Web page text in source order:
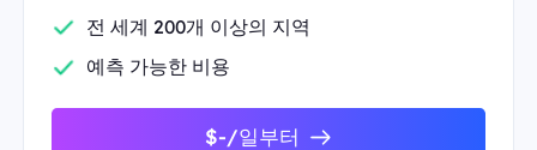
전 세계 200개 이상의 지역
예측 가능한 비용
$-/일부터